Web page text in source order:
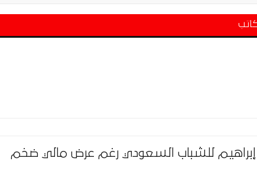
إبراهيم للشباب السعودي رغم عرض مالي ضخم